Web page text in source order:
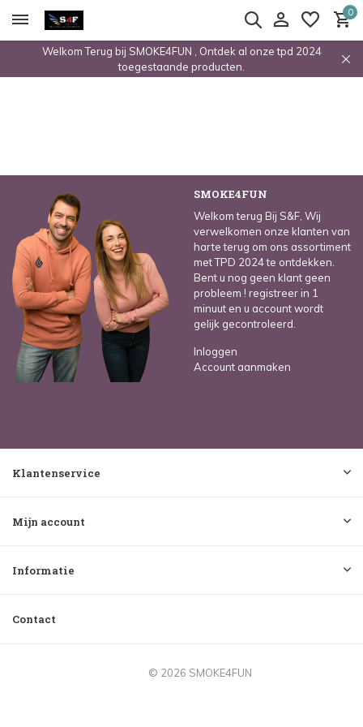
0
Welkom Terug bij SMOKE4FUN , Ontdek al onze tpd 2024
toegestaande producten.
SMOKE4FUN
Welkom terug Bij S&F, Wij
verwelkomen onze klanten van
harte terug om ons assortiment
met TPD 2024 te ontdekken.
Bent u nog geen klant geen
probleem ! registreer in 1
minuut en u account wordt
gelijk gecontroleerd.
Inloggen
Account aanmaken
Klantenservice
Mijn account
Informatie
Contact
© 2026 SMOKE4FUN